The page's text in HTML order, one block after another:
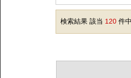
検索結果 該当 120 件